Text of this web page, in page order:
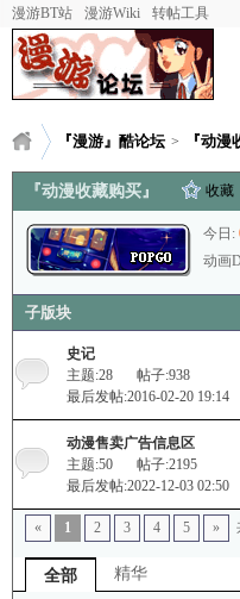
漫游BT站 漫游Wiki 转帖工具
『漫游』酷论坛 > 『动漫
『动漫收藏购买』 收藏
今日:
动画
子版块
史记
主题:28
帖子:938
最后发帖:2016-02-20 19:14
动漫售卖广告信息区
主题:50
帖子:2195
最后发帖:2022-12-03 02:50
« 1 2 3 4 5 »
全部 精华